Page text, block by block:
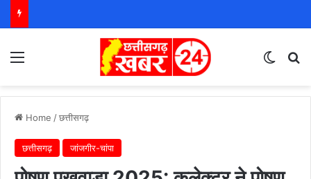
Home /छत्तीसगढ़
छत्तीसगढ़ जांजगीर-चांपा